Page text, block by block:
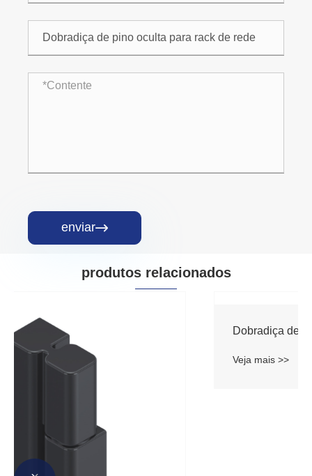
enviar
produtos relacionados